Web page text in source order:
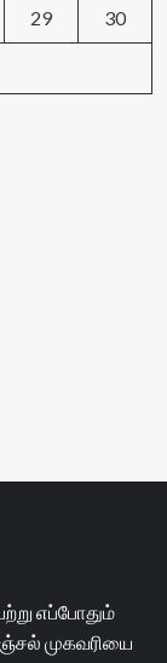
29 30
எப்போதும்
முகவரியை